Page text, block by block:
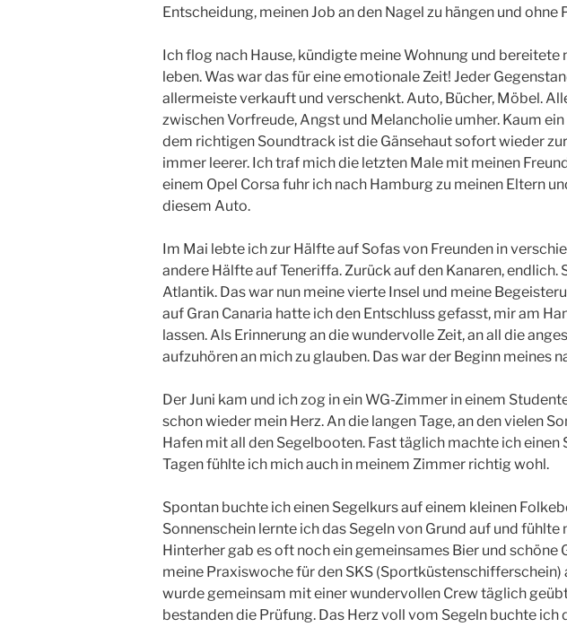
Entscheidung, meinen Job an den Nagel zu hängen und ohne
Ich flog nach Hause, kündigte meine Wohnung und bereitete
leben. Was war das für eine emotionale Zeit! Jeder
allermeiste verkauft und verschenkt. Auto, Bücher, Möbel.
zwischen Vorfreude, Angst und Melancholie umher. Kaum
dem richtigen Soundtrack ist die Gänsehaut sofort wieder
immer leerer. Ich traf mich die letzten Male mit meinen
einem Opel Corsa fuhr ich nach Hamburg zu meinen Eltern
diesem Auto.
Im Mai lebte ich zur Hälfte auf Sofas von Freunden in
andere Hälfte auf Teneriffa. Zurück auf den Kanaren,
Atlantik. Das war nun meine vierte Insel und meine
auf Gran Canaria hatte ich den Entschluss gefasst, mir am
lassen. Als Erinnerung an die wundervolle Zeit, an all die
aufzuhören an mich zu glauben. Das war der Beginn meines
Der Juni kam und ich zog in ein WG-Zimmer in einem
schon wieder mein Herz. An die langen Tage, an den vielen
Hafen mit all den Segelbooten. Fast täglich machte ich einen
Tagen fühlte ich mich auch in meinem Zimmer richtig wohl.
Spontan buchte ich einen Segelkurs auf einem kleinen
Sonnenschein lernte ich das Segeln von Grund auf und
Hinterher gab es oft noch ein gemeinsames Bier und schöne
meine Praxiswoche für den SKS
wurde gemeinsam mit einer wundervollen Crew täglich
bestanden die Prüfung. Das Herz voll vom Segeln buchte ich